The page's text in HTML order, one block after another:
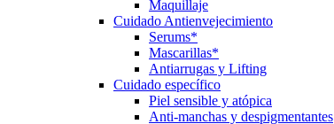
Maquillaje
Cuidado Antienvejecimiento
Serums*
Mascarillas*
Antiarrugas y Lifting
Cuidado específico
Piel sensible y atópica
Anti-manchas y despigmentantes